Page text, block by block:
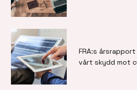
FRA:s
vårt skydd mot